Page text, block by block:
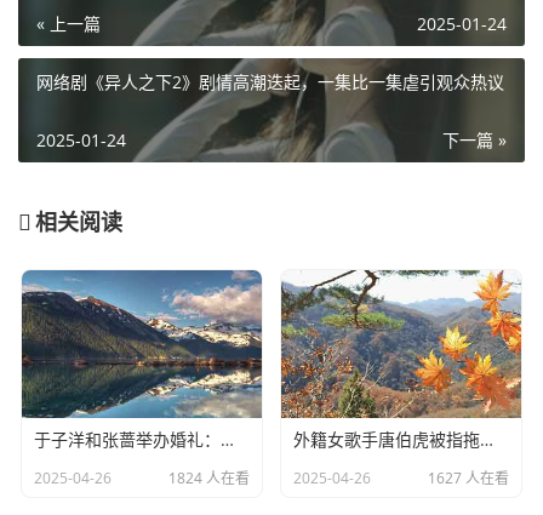
« 上一篇 2025-01-24
网络剧《异人之下2》剧情高潮迭起，一集比一集虐引观众热议
下一篇 »
2025-01-24
相关阅读
于子洋和张蔷举办婚礼：一对赛场情场双丰收的人生赢家​
2025-04-26 1824 人在看
外籍女歌手唐伯虎被指拖欠劳务费：明星责任不应该缺席​
2025-04-26 1627 人在看